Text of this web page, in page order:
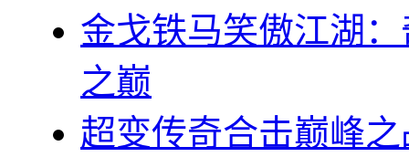
金戈铁马笑傲江湖
之巅
超变传奇合击巅峰